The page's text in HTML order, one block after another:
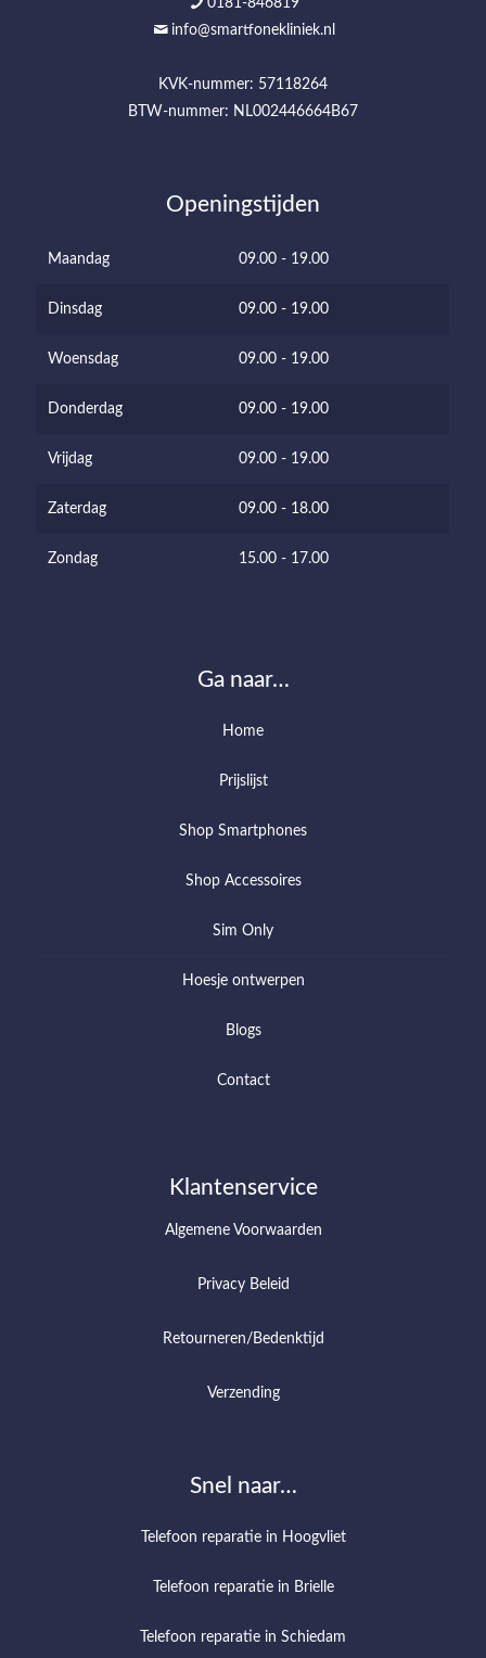
0181-846819
info@smartfonekliniek.nl
KVK-nummer: 57118264
BTW-nummer: NL002446664B67
Openingstijden
Maandag 09.00 - 19.00
Dinsdag 09.00 - 19.00
Woensdag 09.00 - 19.00
Donderdag 09.00 - 19.00
Vrijdag 09.00 - 19.00
Zaterdag 09.00 - 18.00
Zondag 15.00 - 17.00
Ga naar…
Home
Prijslijst
Shop Smartphones
Shop Accessoires
Sim Only
Hoesje ontwerpen
Blogs
Contact
Klantenservice
Algemene Voorwaarden
Privacy Beleid
Retourneren/Bedenktijd
Verzending
Snel naar…
Telefoon reparatie in Hoogvliet
Telefoon reparatie in Brielle
Telefoon reparatie in Schiedam